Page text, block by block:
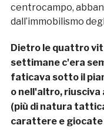
centrocampo,
dall’immobilismo
Dietro le quattro
settimane c'era
faticava sotto il
o nell'altro, riusciva
(più di natura
carattere e giocate